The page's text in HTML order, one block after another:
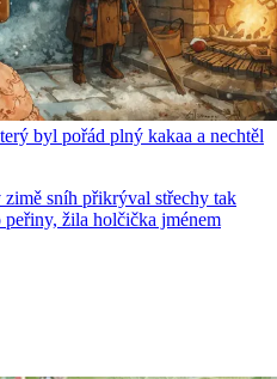
byl pořád plný kakaa a nechtěl
sníh přikrýval střechy tak
žila holčička jménem